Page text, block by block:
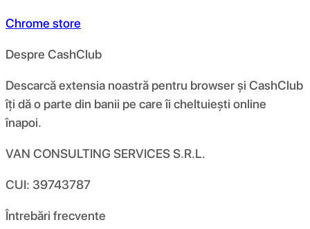
Chrome store
Despre CashClub
Descarcă extensia noastră pentru browser și CashClub
îți dă o parte din banii pe care îi cheltuiești online
înapoi.
VAN CONSULTING SERVICES S.R.L.
CUI: 39743787
Întrebări frecvente